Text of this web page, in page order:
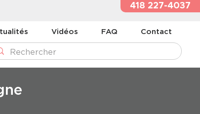
418 227-4037
Vidéos FAQ Contact